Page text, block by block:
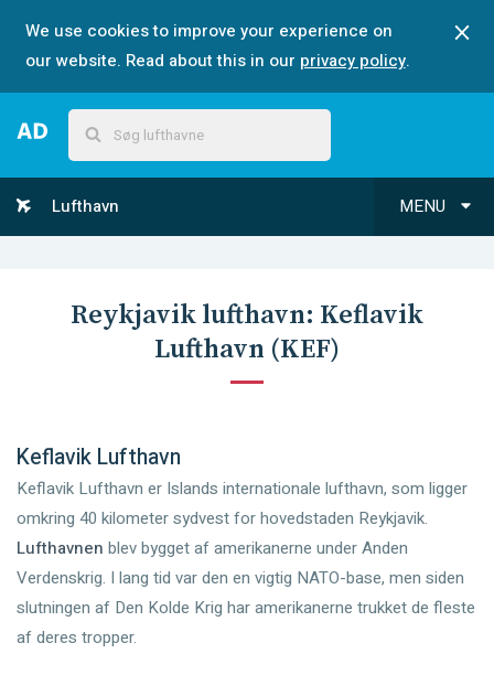
We use cookies to improve your experience on
our website. Read about this in our privacy policy.
MENU
Lufthavn
Reykjavik lufthavn: Keflavik
Lufthavn (KEF)
Keflavik Lufthavn
Keflavik Lufthavn er Islands internationale lufthavn, som ligger
omkring 40 kilometer sydvest for hovedstaden Reykjavik.
Lufthavnen blev bygget af amerikanerne under Anden
Verdenskrig. I lang tid var den en vigtig NATO-base, men siden
slutningen af Den Kolde Krig har amerikanerne trukket de fleste
af deres tropper.